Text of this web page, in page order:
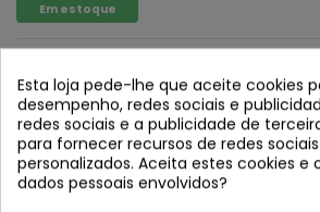
Em estoque
Lâmpadas: 10xE27 max 40w.
(E27 lâmpadas com pano de lavar
Medidas: Comprimento máximo do
Não incluindo lâmpadas
Esta loja pede-lhe que aceite cookies
desempenho, redes sociais e
redes sociais e a publicidade de
para fornecer recursos de redes
personalizados. Aceita estes cookies
dados pessoais envolvidos?